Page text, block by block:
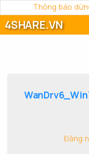
Thông báo
4SHARE.VN
Đăng